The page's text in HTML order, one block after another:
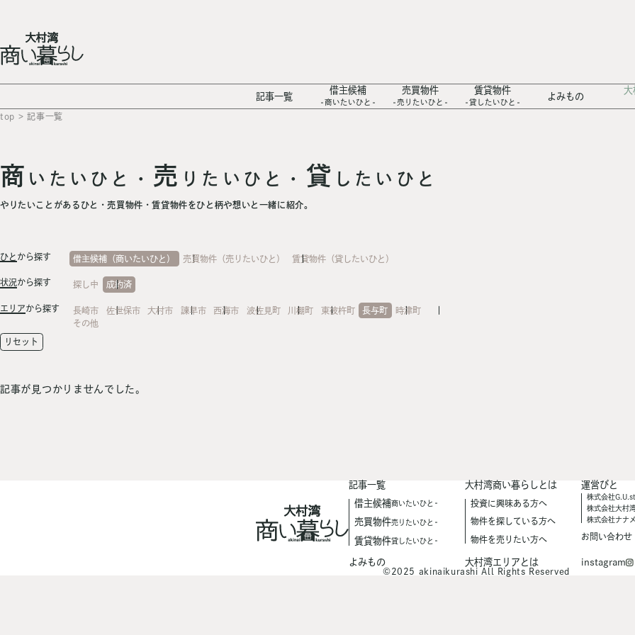
記事一覧
借主候補
商いたいひと
売買物件
売りたいひと
賃貸物件
貸したいひと
よみもの
大
top > 記事一覧
商 いたいひと・ 売 りたいひと・ 貸 したいひと
やりたいことがあるひと・売買物件・賃貸物件をひと柄や想いと一緒に紹介。
ひと から探す 借主候補（商いたいひと） 売買物件（売りたいひと） 賃貸物件（貸したいひと）
状況から探す 探し中 成約済
エリアから探す 長崎市 佐世保市 大村市 諫早市 西海市 波佐見町 川棚町 東彼杵町 長与町
時津町
その他
リセット
記事が見つかりませんでした。
記事一覧
借主候補商いたいひと
売買物件売りたいひと
賃貸物件貸したいひと
大村湾商い暮らしとは
投資に興味ある方へ
物件を探している方へ
物件を売りたい方へ
運営びと
株式会社
株式会社大村
株式会社ナナメ
お問い合わせ
よみもの 大村湾エリアとは instagram
©2025 akinaikurashi All Rights Reserved